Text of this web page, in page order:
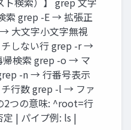
索 grep -E → 拡張正
大文字小文字無視
しない行 grep -r →
帰検索 grep -o → マ
-n → 行番号表示
行数 grep -l → ファ
2つの意味: ^root=行
| パイプ例: ls |